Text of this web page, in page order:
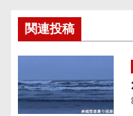
ナ
ビ
ゲ
ー
関連投稿